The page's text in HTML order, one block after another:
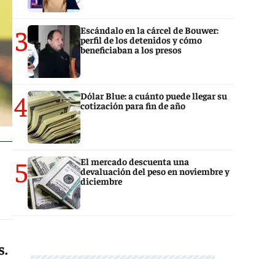
3
Escándalo en la cárcel de Bouwer:
perfil de los detenidos y cómo
beneficiaban a los presos
4
Dólar Blue: a cuánto puede llegar su
cotización para fin de año
5
El mercado descuenta una
devaluación del peso en noviembre y
diciembre